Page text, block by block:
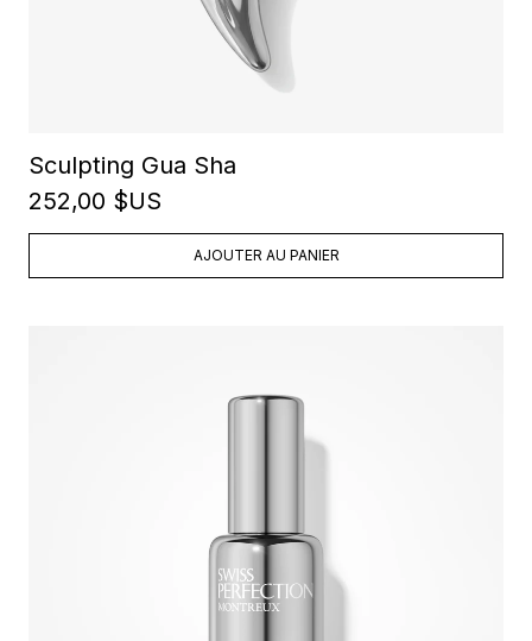
Sculpting Gua Sha
252,00 $US
AJOUTER AU PANIER